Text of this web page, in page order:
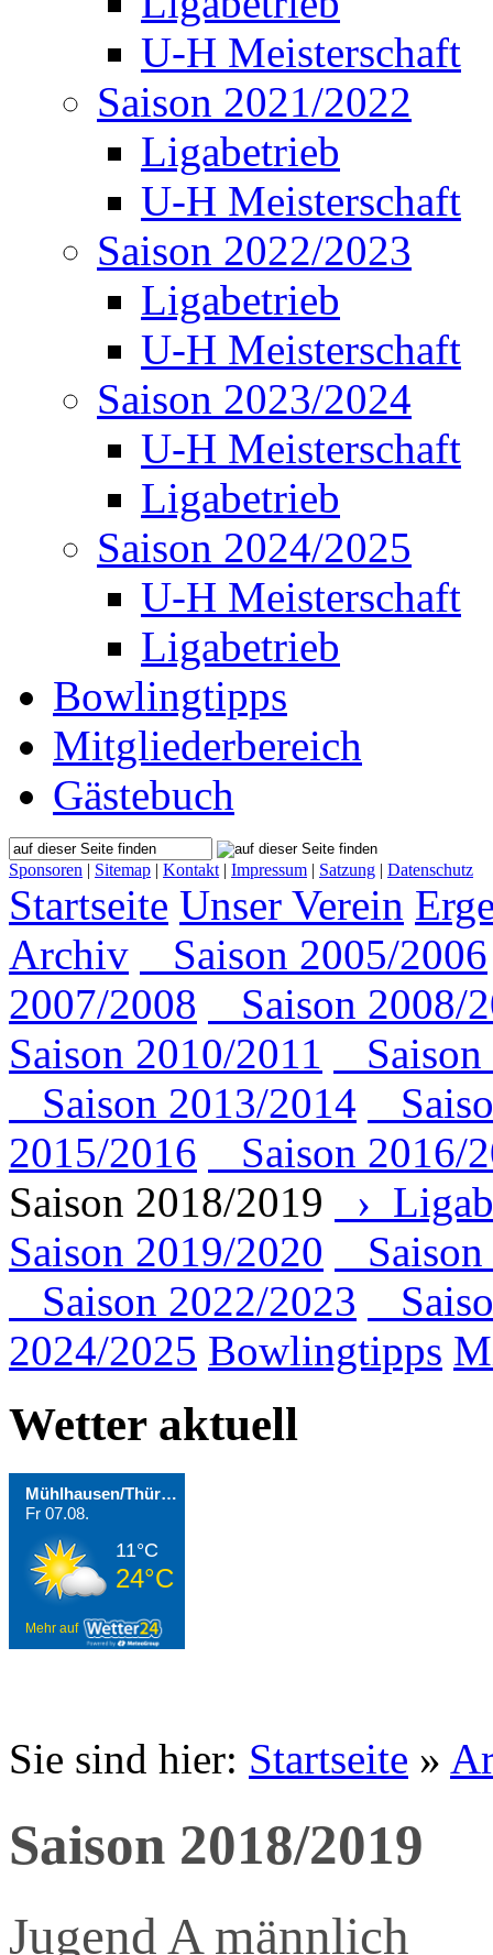
U-H Meisterschaft
Saison 2021/2022
Ligabetrieb
U-H Meisterschaft
Saison 2022/2023
Ligabetrieb
U-H Meisterschaft
Saison 2023/2024
U-H Meisterschaft
Ligabetrieb
Saison 2024/2025
U-H Meisterschaft
Ligabetrieb
Bowlingtipps
Mitgliederbereich
Gästebuch
Sponsoren | Sitemap | Kontakt | Impressum | Satzung | Datenschutz
Startseite Unser Verein
Archiv
Saison 2005/2006
2007/2008
Saison 2008/
Saison 2010/2011
Saison
Saison 2013/2014
2015/2016
Saison 2016/
Saison 2018/2019
›
Saison 2019/2020
Saison
Saison 2022/2023
2024/2025 Bowlingtipps
Wetter aktuell
Mühlhausen/Thüringen
Fr 07.08.
11°C
24°C
Mehr auf
Sie sind hier: Startseite »
Saison 2018/2019
Jugend A männlich